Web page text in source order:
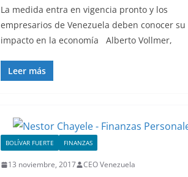
La medida entra en vigencia pronto y los
empresarios de Venezuela deben conocer su
impacto en la economía Alberto Vollmer,
Leer más
BOLÍVAR FUERTE FINANZAS
13 noviembre, 2017 CEO Venezuela